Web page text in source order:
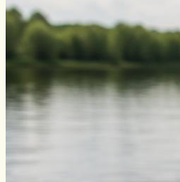
Фидер
Форель
Хариус
Чавыча